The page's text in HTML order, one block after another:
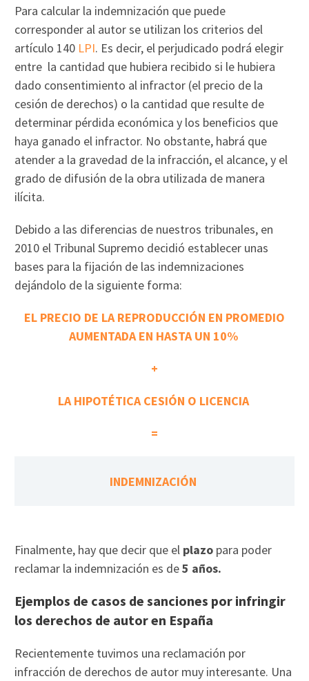
Para calcular la indemnización que puede
corresponder al autor se utilizan los criterios del
artículo 140 LPI. Es decir, el perjudicado podrá elegir
entre la cantidad que hubiera recibido si le hubiera
dado consentimiento al infractor (el precio de la
cesión de derechos) o la cantidad que resulte de
determinar pérdida económica y los beneficios que
haya ganado el infractor. No obstante, habrá que
atender a la gravedad de la infracción, el alcance, y el
grado de difusión de la obra utilizada de manera
ilícita.
Debido a las diferencias de nuestros tribunales, en
2010 el Tribunal Supremo decidió establecer unas
bases para la fijación de las indemnizaciones
dejándolo de la siguiente forma:
EL PRECIO DE LA REPRODUCCIÓN EN PROMEDIO
AUMENTADA EN HASTA UN 10%
+
LA HIPOTÉTICA CESIÓN O LICENCIA
=
INDEMNIZACIÓN
Finalmente, hay que decir que el plazo para poder
reclamar la indemnización es de5 años.
Ejemplos de casos de sanciones por infringir
los derechos de autor en España
Recientemente tuvimos una reclamación por
infracción de derechos de autor muy interesante. Una